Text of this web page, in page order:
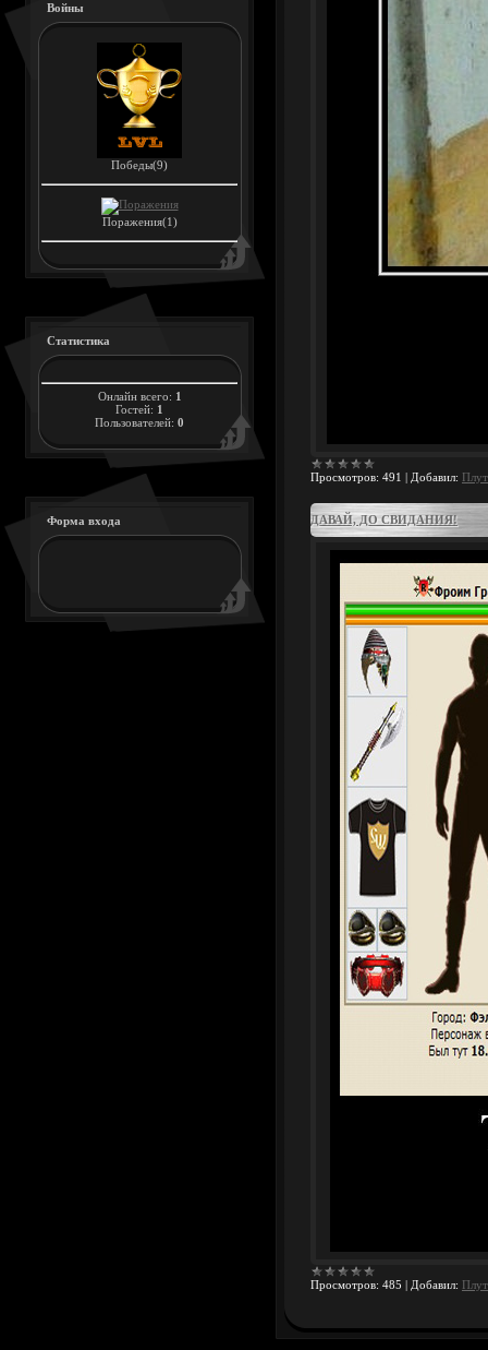
Войны
Победы(9)
Поражения(1)
Статистика
Онлайн всего: 1
Гостей: 1
Пользователей: 0
Форма входа
Просмотров: 491 Добавил:
ДАВАЙ, ДО СВИДАНИЯ!
Просмотров: 485 Добавил: